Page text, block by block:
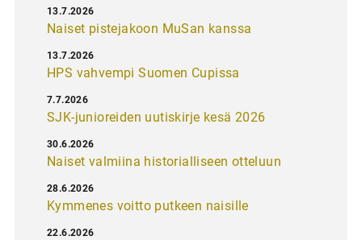
Naiset pistejakoon MuSan kanssa
13.7.2026
HPS vahvempi Suomen Cupissa
13.7.2026
SJK-junioreiden uutiskirje kesä 2026
7.7.2026
Naiset valmiina historialliseen otteluun
30.6.2026
Kymmenes voitto putkeen naisille
28.6.2026
22.6.2026